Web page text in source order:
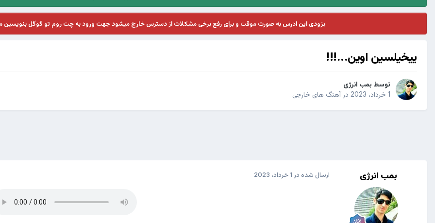
بزودی این ادرس به صورت موقت و برای رفع برخی مشکلات از دسترس خارج میشود جهت ورود به چت روم تو گوگل بنویسین
ییخیلسین اوین...!!!
توسط بمب انرژی
1 خرداد، 2023
درآهنگ های خارجی
بمب انرژی ارسال شده در 1 خرداد، 2023